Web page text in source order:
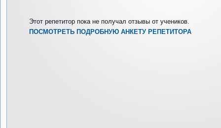
Этот репетитор пока не получал отзывы от учеников.
ПОСМОТРЕТЬ ПОДРОБНУЮ АНКЕТУ РЕПЕТИТОРА